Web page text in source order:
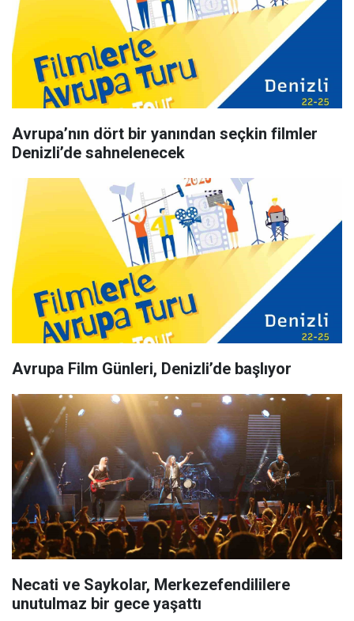
Avrupa’nın dört bir yanından seçkin filmler
Denizli’de sahnelenecek
Avrupa Film Günleri, Denizli’de başlıyor
Necati ve Saykolar, Merkezefendililere
unutulmaz bir gece yaşattı